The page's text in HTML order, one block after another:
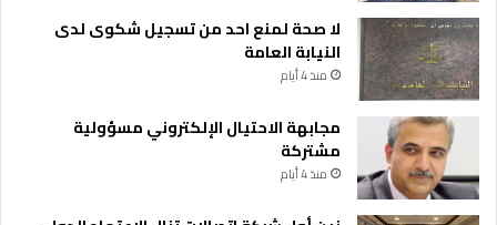
ي
ج
ا
ب
ي
ب
ي
لا صحة لمنع احد من تسجيل شكوى لدى
النيابة العامة
منذ 4 أيام
مجابهة الاحتيال الإلكتروني مسؤولية
مشتركة
منذ 4 أيام